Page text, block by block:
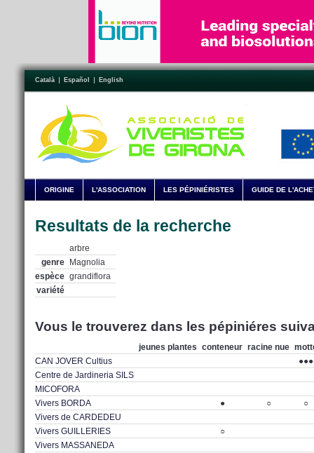
Català Español English
ORIGINE L'ASSOCIATION LES PÉPINIÉRISTES GUIDE DE
Resultats de la recherche
arbre
genre
Magnolia
espèce grandiflora
variété
Vous le trouverez dans les pépiniéres
jeunes plantes conteneur racine nue
CAN JOVER Cultius
●●●
Centre de Jardineria SILS
MICOFORA
Vivers BORDA
● ○
○
Vivers de CARDEDEU
Vivers GUILLERIES
○
Vivers MASSANEDA